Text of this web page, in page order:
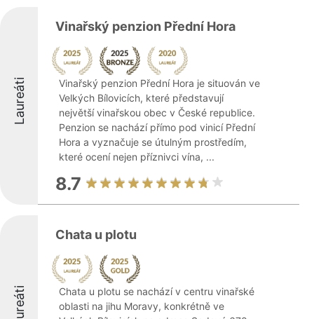
Laureáti
Vinařský penzion Přední Hora
Vinařský penzion Přední Hora je situován ve
Velkých Bílovicích, které představují
největší vinařskou obec v České republice.
Penzion se nachází přímo pod vinicí Přední
Hora a vyznačuje se útulným prostředím,
které ocení nejen příznivci vína, ...
8.7
Laureáti
Chata u plotu
Chata u plotu se nachází v centru vinařské
oblasti na jihu Moravy, konkrétně ve